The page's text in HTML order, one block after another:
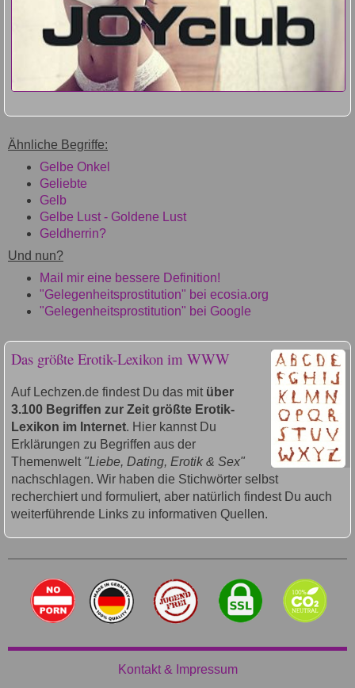
Ähnliche Begriffe:
Gelbe Onkel
Geliebte
Gelb
Gelbe Lust - Goldene Lust
Geldherrin?
Und nun?
Mail mir eine bessere Definition!
"Gelegenheitsprostitution" bei ecosia.org
"Gelegenheitsprostitution" bei Google
Das größte Erotik-Lexikon im WWW
Auf Lechzen.de findest Du das mit über
3.100 Begriffen zur Zeit größte Erotik-
Lexikon im Internet. Hier kannst Du
Erklärungen zu Begriffen aus der
Themenwelt "Liebe, Dating, Erotik & Sex"
nachschlagen. Wir haben die Stichwörter selbst
recherchiert und formuliert, aber natürlich findest Du auch
weiterführende Links zu informativen Quellen.
Kontakt & Impressum